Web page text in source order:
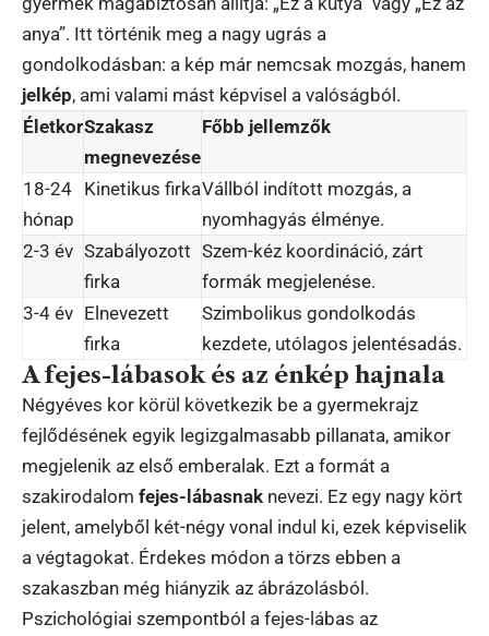
anya”. Itt történik meg a nagy ugrás a
gondolkodásban: a kép már nemcsak mozgás, hanem
jelkép, ami valami mást képvisel a valóságból.
ÉletkorSzakasz
megnevezése
Főbb jellemzők
18-24
hónap
Kinetikus firkaVállból indított mozgás, a
nyomhagyás élménye.
2-3 év Szabályozott
firka
Szem-kéz koordináció, zárt
formák megjelenése.
3-4 év Elnevezett
firka
Szimbolikus gondolkodás
kezdete, utólagos jelentésadás.
A fejes-lábasok és az énkép hajnala
Négyéves kor körül következik be a gyermekrajz
fejlődésének egyik legizgalmasabb pillanata, amikor
megjelenik az első emberalak. Ezt a formát a
szakirodalom fejes-lábasnak nevezi. Ez egy nagy kört
jelent, amelyből két-négy vonal indul ki, ezek képviselik
a végtagokat. Érdekes módon a törzs ebben a
szakaszban még hiányzik az ábrázolásból.
Pszichológiai szempontból a fejes-lábas az